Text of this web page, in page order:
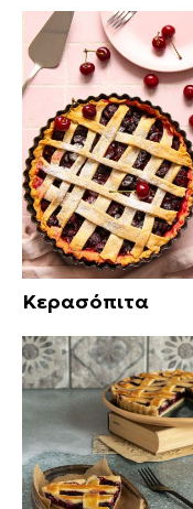
Κερασόπιτα